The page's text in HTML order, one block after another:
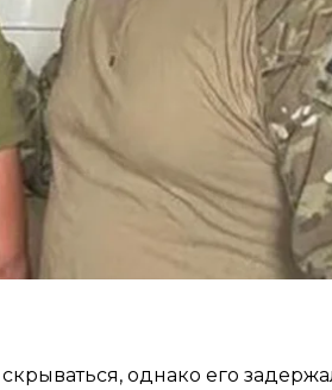
однако его